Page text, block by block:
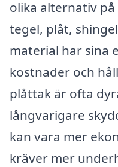
olika alternativ
tegel, plåt,
material har sina
kostnader och
plåttak är ofta
långvarigare
kan vara mer
kräver mer